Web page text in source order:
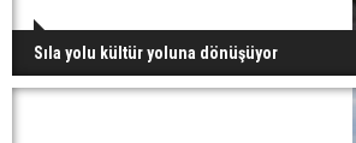
Sıla yolu kültür yoluna dönüşüyor